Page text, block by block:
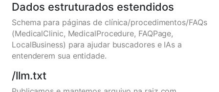
Dados estruturados estendidos
Schema para páginas de clínica/procedimentos/FAQs
(MedicalClinic, MedicalProcedure, FAQPage,
LocalBusiness) para ajudar buscadores e IAs a
entenderem sua entidade.
/llm.txt